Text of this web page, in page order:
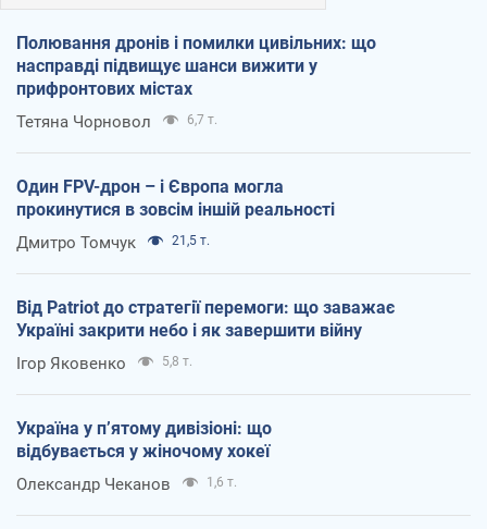
Полювання дронів і помилки цивільних: що
насправді підвищує шанси вижити у
прифронтових містах
Тетяна Чорновол 6,7 т.
Один FPV-дрон – і Європа могла
прокинутися в зовсім іншій реальності
Дмитро Томчук 21,5 т.
Від Patriot до стратегії перемоги: що заважає
Україні закрити небо і як завершити війну
Ігор Яковенко 5,8 т.
Україна у п’ятому дивізіоні: що
відбувається у жіночому хокеї
Олександр Чеканов 1,6 т.